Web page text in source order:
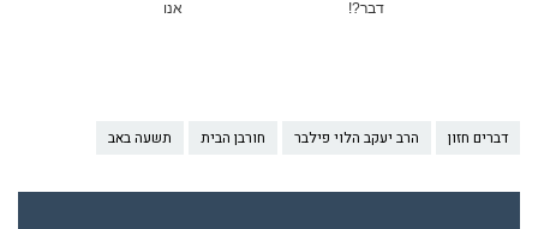
דבר?!
אנו
דברים חזון הרב יעקב הלוי פילבר חורבן הבית תשעה באב